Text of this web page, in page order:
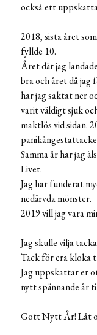
också ett
2018, sista året
fyllde 10.
Året där jag
bra och året då
har jag saktat ner
varit väldigt sjuk
maktlös vid sidan.
Samma år har jag
Livet.
Jag har funderat
nedärvda mönster.
2019 vill jag vara
Jag skulle vilja
Tack för era kloka
Jag uppskattar er
nytt spännande år
Gott Nytt År! Låt